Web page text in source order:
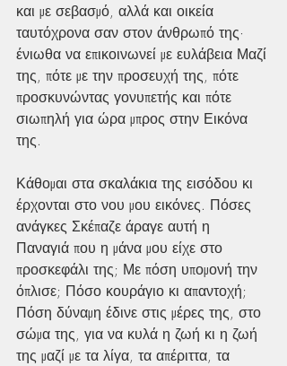
και με σεβασμό, αλλά και οικεία
ταυτόχρονα σαν στον άνθρωπό της·
ένιωθα να επικοινωνεί με ευλάβεια Μαζί
της, πότε με την προσευχή της, πότε
προσκυνώντας γονυπετής και πότε
σιωπηλή για ώρα μπρος στην Εικόνα
της.
Κάθομαι στα σκαλάκια της εισόδου κι
έρχονται στο νου μου εικόνες. Πόσες
ανάγκες Σκέπαζε άραγε αυτή η
Παναγιά που η μάνα μου είχε στο
προσκεφάλι της; Με πόση υπομονή την
όπλισε; Πόσο κουράγιο κι απαντοχή;
Πόση δύναμη έδινε στις μέρες της, στο
σώμα της, για να κυλά η ζωή κι η ζωή
της μαζί με τα λίγα, τα απέριττα, τα